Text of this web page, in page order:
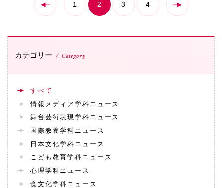
1 2 3 4
カテゴリー Category
すべて
情報メディア学科ニュース
舞台芸術表現学科ニュース
国際教養学科ニュース
日本文化学科ニュース
こども教育学科ニュース
心理学科ニュース
食文化学科ニュース